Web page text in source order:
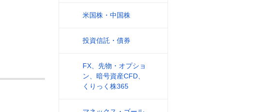
米国株・中国株
投資信託・債券
FX、先物・オプショ
ン、暗号資産CFD、
くりっく株365